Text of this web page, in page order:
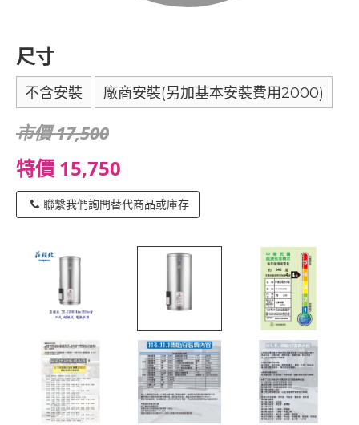
尺寸
不含安裝 廠商安裝(另加基本安裝費用2000)
市價 17,500
特價 15,750
聯繫我們詢問替代商品或庫存